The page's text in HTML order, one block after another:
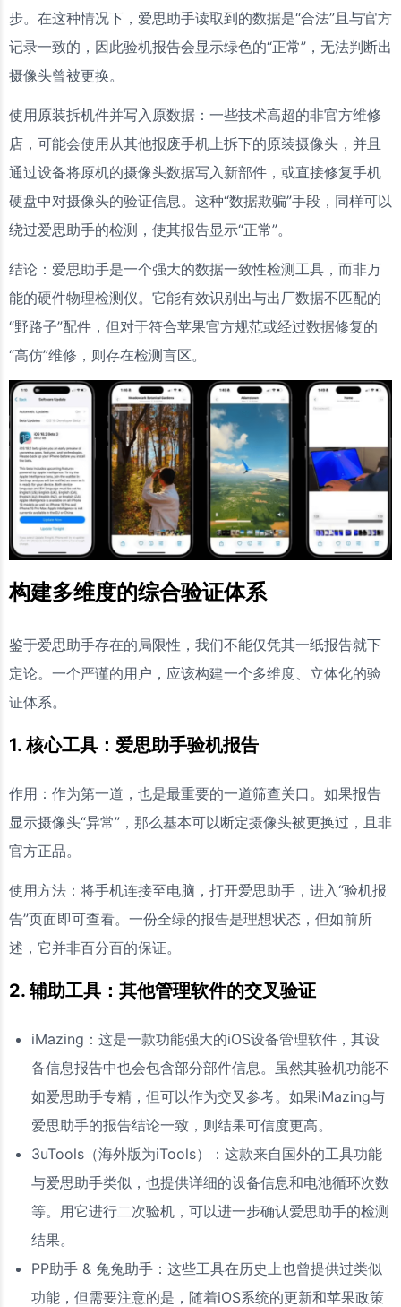
步。在这种情况下，爱思助手读取到的数据是“合法”且与官方
记录一致的，因此验机报告会显示绿色的“正常”，无法判断出
摄像头曾被更换。
使用原装拆机件并写入原数据：一些技术高超的非官方维修
店，可能会使用从其他报废手机上拆下的原装摄像头，并且
通过设备将原机的摄像头数据写入新部件，或直接修复手机
硬盘中对摄像头的验证信息。这种“数据欺骗”手段，同样可以
绕过爱思助手的检测，使其报告显示“正常”。
结论：爱思助手是一个强大的数据一致性检测工具，而非万
能的硬件物理检测仪。它能有效识别出与出厂数据不匹配的
“野路子”配件，但对于符合苹果官方规范或经过数据修复的
“高仿”维修，则存在检测盲区。
构建多维度的综合验证体系
鉴于爱思助手存在的局限性，我们不能仅凭其一纸报告就下
定论。一个严谨的用户，应该构建一个多维度、立体化的验
证体系。
1. 核心工具：爱思助手验机报告
作用：作为第一道，也是最重要的一道筛查关口。如果报告
显示摄像头“异常”，那么基本可以断定摄像头被更换过，且非
官方正品。
使用方法：将手机连接至电脑，打开爱思助手，进入“验机报
告”页面即可查看。一份全绿的报告是理想状态，但如前所
述，它并非百分百的保证。
2. 辅助工具：其他管理软件的交叉验证
iMazing：这是一款功能强大的iOS设备管理软件，其设
备信息报告中也会包含部分部件信息。虽然其验机功能不
如爱思助手专精，但可以作为交叉参考。如果iMazing与
爱思助手的报告结论一致，则结果可信度更高。
3uTools（海外版为iTools）：这款来自国外的工具功能
与爱思助手类似，也提供详细的设备信息和电池循环次数
等。用它进行二次验机，可以进一步确认爱思助手的检测
结果。
PP助手 & 兔兔助手：这些工具在历史上也曾提供过类似
功能，但需要注意的是，随着iOS系统的更新和苹果政策